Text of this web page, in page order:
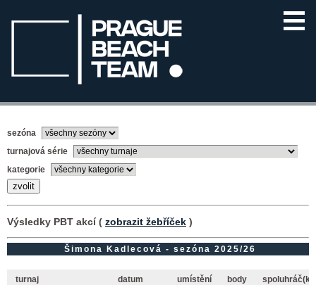
sezóna
turnajová série
kategorie
Výsledky PBT akcí ( zobrazit žebříček )
Šimona Kadlecová - sezóna 2025/26
turnaj datum umístění body